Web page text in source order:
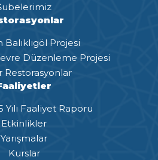
Balıklıgöl Projesi
Düzenleme Projesi
Restorasyonlar
Yılı Faaliyet Raporu
Etkinlikler
Yarışmalar
Kurslar